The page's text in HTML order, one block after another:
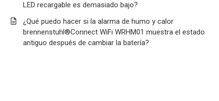
LED recargable es demasiado bajo?
¿Qué puedo hacer si la alarma de humo y calor
brennenstuhl®Connect WiFi WRHM01 muestra el estado
antiguo después de cambiar la batería?